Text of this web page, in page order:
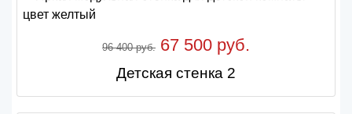
96 400 руб. 67 500 руб.
Детская стенка 2